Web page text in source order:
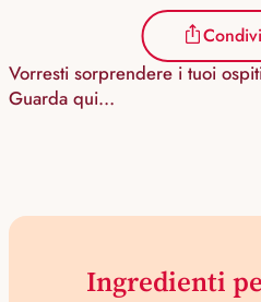
Vorresti sorprendere i tuoi
Guarda qui…
Ingredienti